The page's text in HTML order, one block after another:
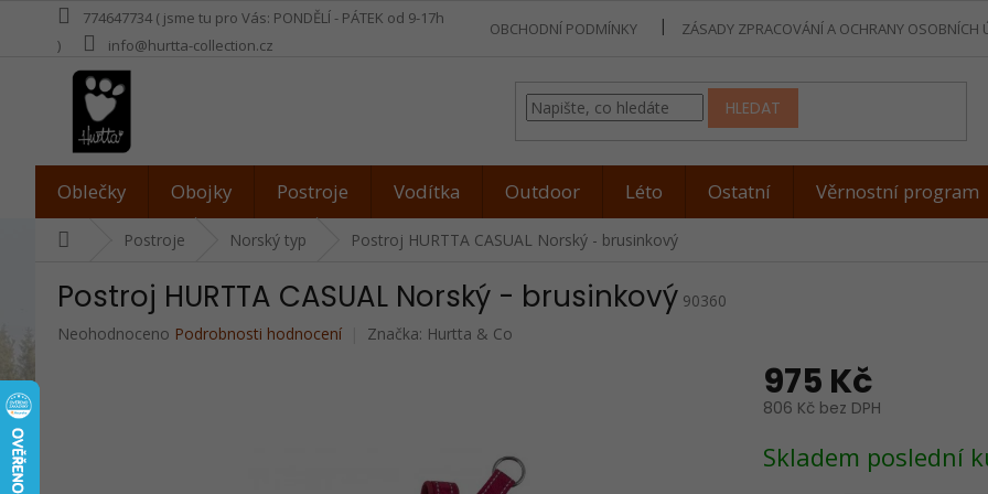
774647734 ( jsme tu pro Vás: PONDĚLÍ - PÁTEK od 9-17h
)
info@hurtta-collection.cz
OBCHODNÍ PODMÍNKY ZÁSADY ZPRACOVÁNÍ A OCHRANY OSOBNÍCH
HLEDAT
Oblečky Obojky Postroje Vodítka Outdoor Léto Ostatní Věrnostní program
Postroje Norský typ Postroj HURTTA CASUAL Norský - brusinkový
Postroj HURTTA CASUAL Norský - brusinkový 90360
Průměrné
Neohodnoceno Podrobnosti hodnocení Značka: Hurtta & Co
975 Kč
806 Kč bez DPH
cena:
Skladem poslední